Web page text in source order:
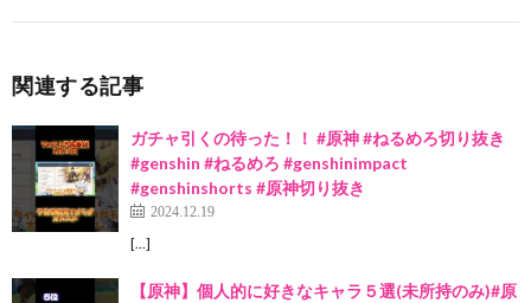
関連する記事
ガチャ引くの待った！！ #原神 #ねるめろ切り抜き
#genshin #ねるめろ #genshinimpact
#genshinshorts #原神切り抜き
2024.12.19
[…]
【原神】個人的に好きなキャラ５選(未所持のみ)#原